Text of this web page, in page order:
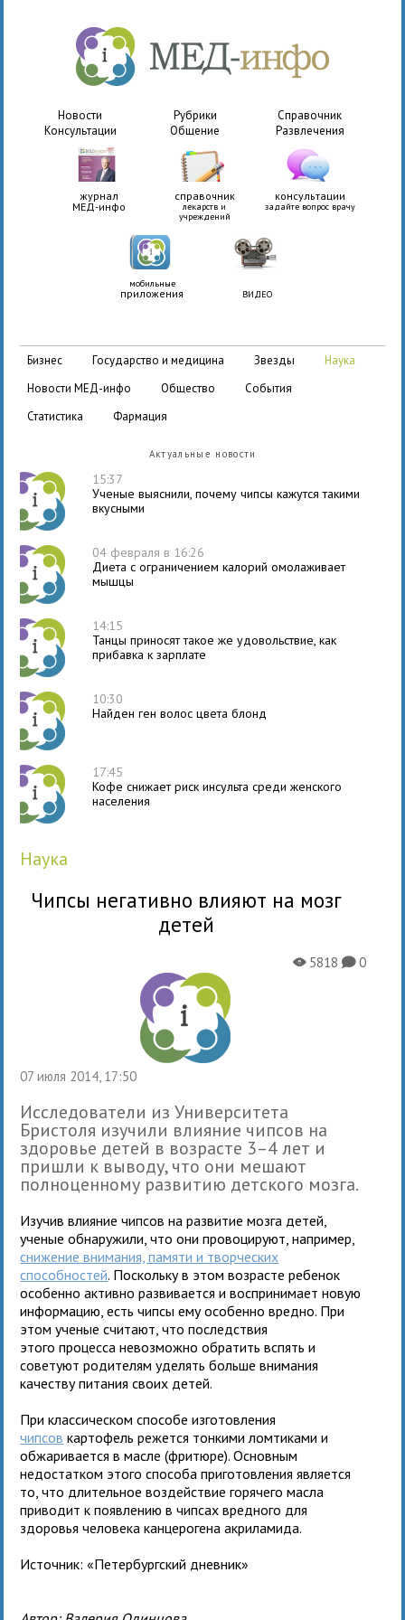
Новости Рубрики
Справочник
Консультации
Общение Развлечения
журнал
МЕД-инфо
справочник
лекарств и
учреждений
консультации
задайте вопрос врачу
мобильные
приложения ВИДЕО
бизнес государство и медицина звезды
наука
новости МЕД-инфо
общество
события
статистика
фармация
Актуальные новости
15:37
Ученые выяснили, почему чипсы кажутся такими
вкусными
04 февраля в 16:26
Диета с ограничением калорий омолаживает
мышцы
14:15
Танцы приносят такое же удовольствие, как
прибавка к зарплате
10:30
Найден ген волос цвета блонд
17:45
Кофе снижает риск инсульта среди женского
населения
наука
Чипсы негативно влияют на мозг
детей
07 июля 2014, 17:50
X5818K0
Исследователи из Университета
Бристоля изучили влияние чипсов на
здоровье детей в возрасте 3–4 лет и
пришли к выводу, что они мешают
полноценному развитию детского мозга.
Изучив влияние чипсов на развитие мозга детей,
ученые обнаружили, что они провоцируют, например,
снижение внимания, памяти и творческих
способностей. Поскольку в этом возрасте ребенок
особенно активно развивается и воспринимает новую
информацию, есть чипсы ему особенно вредно. При
этом ученые считают, что последствия
этого процесса невозможно обратить вспять и
советуют родителям уделять больше внимания
качеству питания своих детей.
При классическом способе изготовления
чипсов картофель режется тонкими ломтиками и
обжаривается в масле (фритюре). Основным
недостатком этого способа приготовления является
то, что длительное воздействие горячего масла
приводит к появлению в чипсах вредного для
здоровья человека канцерогена акриламида.
Источник: «Петербургский дневник»